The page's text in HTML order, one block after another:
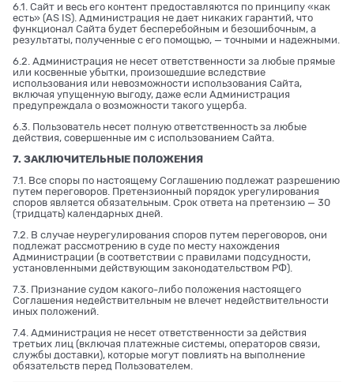
6.1. Сайт и весь его контент предоставляются по принципу «как
есть» (AS IS). Администрация не дает никаких гарантий, что
функционал Сайта будет бесперебойным и безошибочным, а
результаты, полученные с его помощью, — точными и надежными.
6.2. Администрация не несет ответственности за любые прямые
или косвенные убытки, произошедшие вследствие
использования или невозможности использования Сайта,
включая упущенную выгоду, даже если Администрация
предупреждала о возможности такого ущерба.
6.3. Пользователь несет полную ответственность за любые
действия, совершенные им с использованием Сайта.
7. ЗАКЛЮЧИТЕЛЬНЫЕ ПОЛОЖЕНИЯ
7.1. Все споры по настоящему Соглашению подлежат разрешению
путем переговоров. Претензионный порядок урегулирования
споров является обязательным. Срок ответа на претензию — 30
(тридцать) календарных дней.
7.2. В случае неурегулирования споров путем переговоров, они
подлежат рассмотрению в суде по месту нахождения
Администрации (в соответствии с правилами подсудности,
установленными действующим законодательством РФ).
7.3. Признание судом какого-либо положения настоящего
Соглашения недействительным не влечет недействительности
иных положений.
7.4. Администрация не несет ответственности за действия
третьих лиц (включая платежные системы, операторов связи,
службы доставки), которые могут повлиять на выполнение
обязательств перед Пользователем.